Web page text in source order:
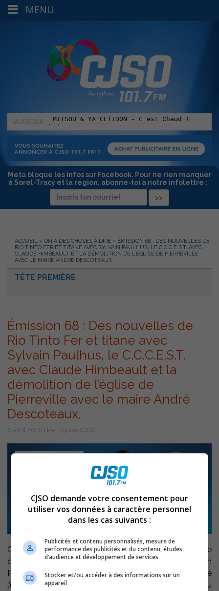
MUSIQUE
:
Meta bloque les infos sur Facebook. Pour ne rien manquer
à Sorel-Tracy et la région, abonne-toi à notre infolettre :
ACCUEIL » ON A DES CHOSES À DIRE » ÉMISSION 68 : DES NOUVELLES DE
RIO TINTO FER ET TITANE AVEC SYLVAIN PAULHUS, LE C.C.C.E.S.T. AVEC
CLAUDE HIMBEAULT ET LA DÉMOLITION DE L’ÉGLISE DE PIERREVILLE
AVEC LE MAIRE ANDRÉ DESCOTEAUX.
TÊTE PREMIÈRE
Émission 68 : Des nouvelles de
Rio Tinto Fer et titane avec
Sylvain Paulhus, le C.C.C.E.S.T.
avec Claude Himbeault et la
démolition de l’église de
Pierreville avec le maire André
Descoteaux.
8 avril 2016 | Par Équipe CJSO
Cette semaine à On a des choses à dire on reçoit le
directeur-général de Rio Tinto fer et titane Sylvain
Paulhus qui vient faire le point sur la situation de
l’entreprise, Claude Himbeault nous parle du nouveau
MENU
CJSO demande votre consentement pour
utiliser vos données à caractère personnel
dans les cas suivants :
Publicités et contenu personnalisés, mesure de
performance des publicités et du contenu, études
d’audience et développement de services
Stocker et/ou accéder à des informations sur un
appareil